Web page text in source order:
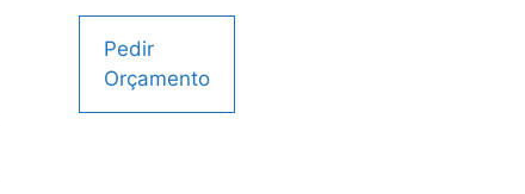
Pedir
Orçamento